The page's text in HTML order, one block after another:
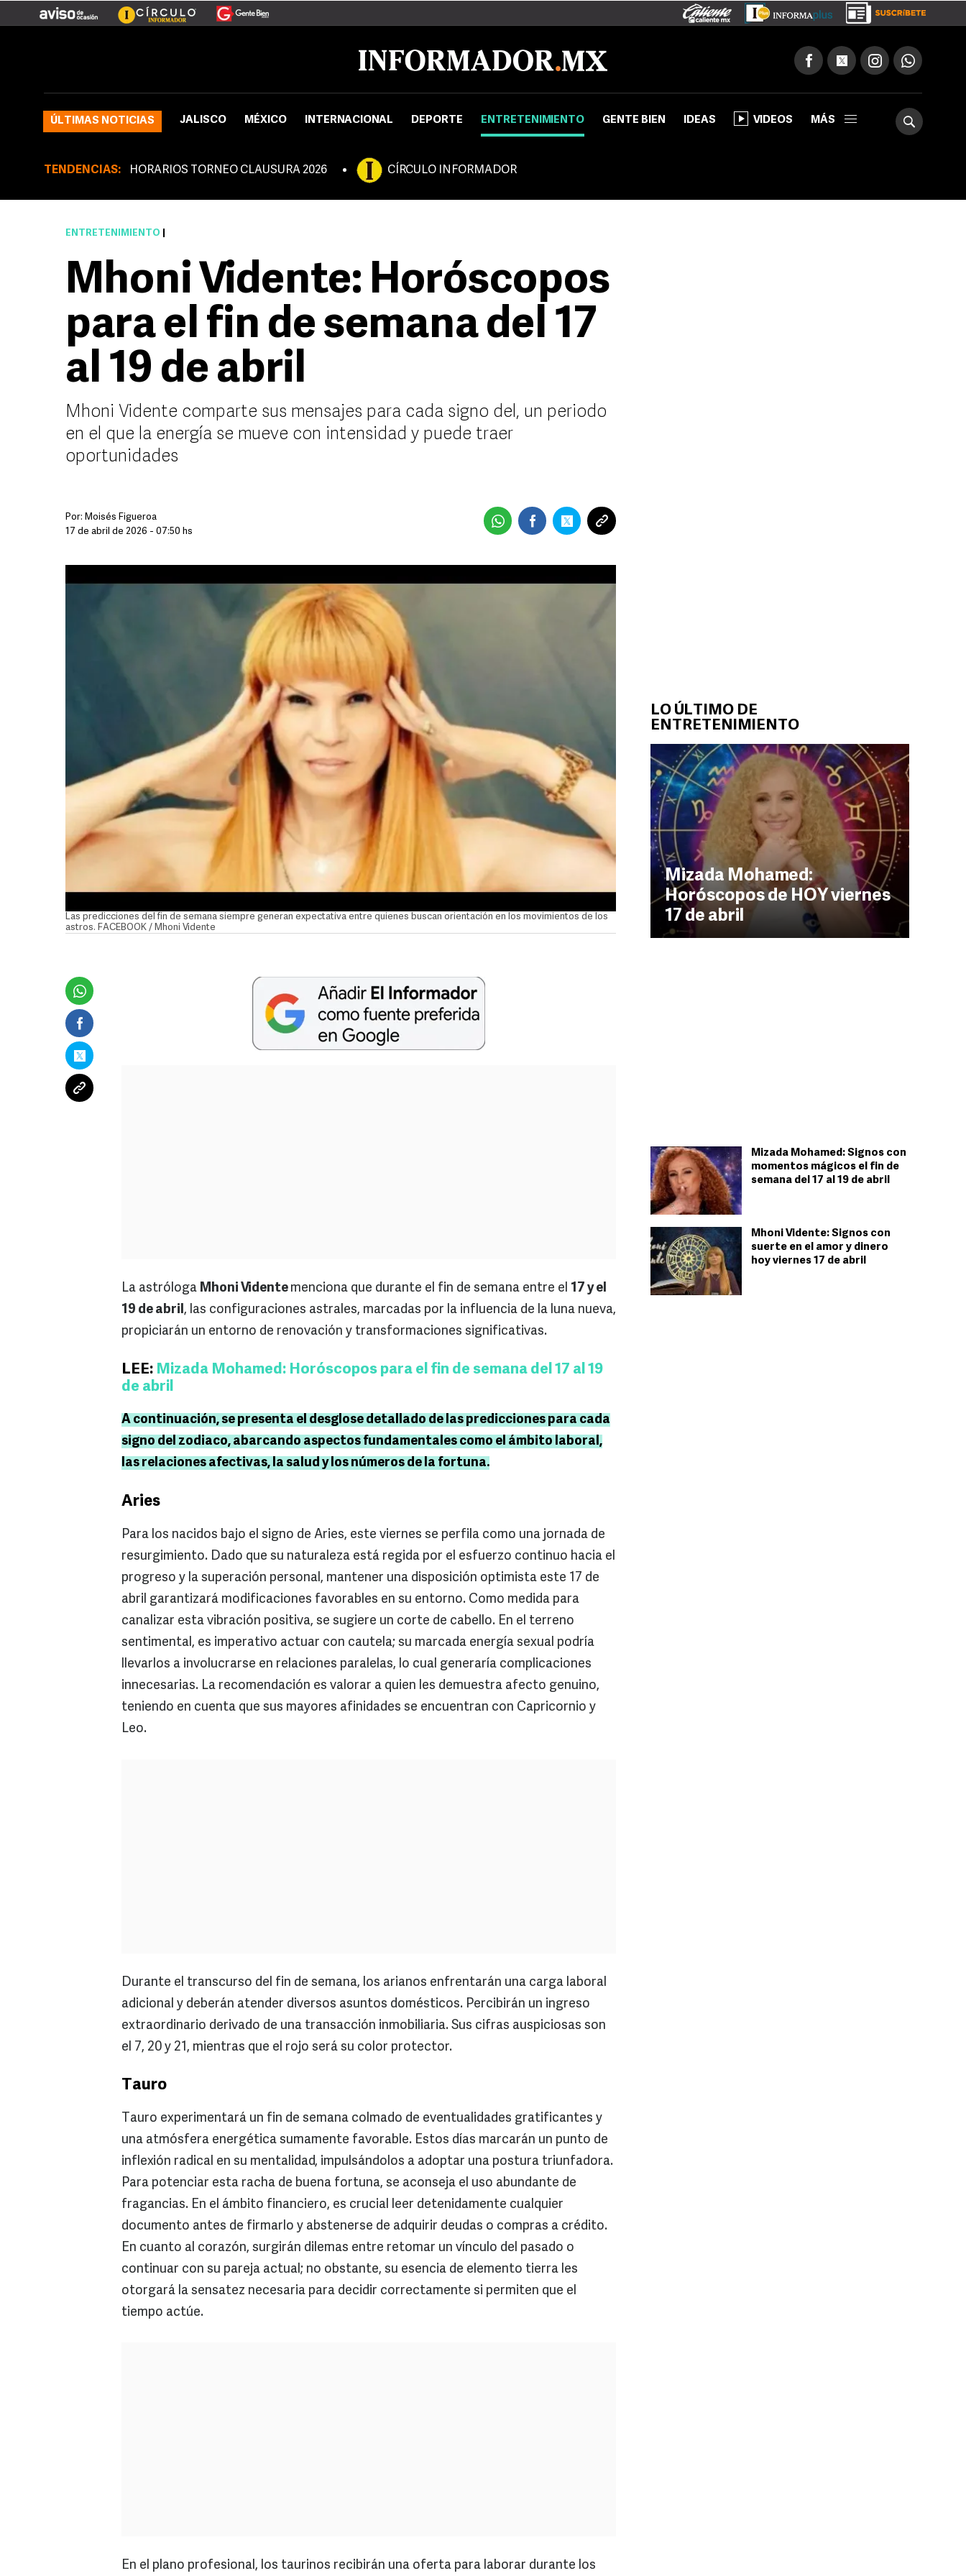
ÚLTIMAS NOTICIAS JALISCO MÉXICO INTERNACIONAL DEPORTE ENTRETENIMIENTO GENTE BIEN IDEAS VIDEOS MÁS
TENDENCIAS: HORARIOS TORNEO CLAUSURA 2026 CÍRCULO INFORMADOR
LO ÚLTIMO DE
ENTRETENIMIENTO
Mizada Mohamed:
Horóscopos de HOY viernes
17 de abril
Mizada Mohamed: Signos con
momentos mágicos el fin de
semana del 17 al 19 de abril
Mhoni Vidente: Signos con
suerte en el amor y dinero
hoy viernes 17 de abril
ENTRETENIMIENTO
Mhoni Vidente: Horóscopos
para el fin de semana del 17
al 19 de abril
Mhoni Vidente comparte sus mensajes para cada signo del, un periodo
en el que la energía se mueve con intensidad y puede traer
oportunidades
Por: Moisés Figueroa
17 de abril de 2026 - 07:50 hs
Las predicciones del fin de semana siempre generan expectativa entre quienes buscan orientación en los movimientos de los
astros. FACEBOOK / Mhoni Vidente
La astróloga Mhoni Vidente menciona que durante el fin de semana entre el 17 y el
19 de abril, las configuraciones astrales, marcadas por la influencia de la luna nueva,
propiciarán un entorno de renovación y transformaciones significativas.
LEE: Mizada Mohamed: Horóscopos para el fin de semana del 17 al 19
de abril
A continuación, se presenta el desglose detallado de las predicciones para cada
signo del zodiaco, abarcando aspectos fundamentales como el ámbito laboral,
las relaciones afectivas, la salud y los números de la fortuna.
Aries
Para los nacidos bajo el signo de Aries, este viernes se perfila como una jornada de
resurgimiento. Dado que su naturaleza está regida por el esfuerzo continuo hacia el
progreso y la superación personal, mantener una disposición optimista este 17 de
abril garantizará modificaciones favorables en su entorno. Como medida para
canalizar esta vibración positiva, se sugiere un corte de cabello. En el terreno
sentimental, es imperativo actuar con cautela; su marcada energía sexual podría
llevarlos a involucrarse en relaciones paralelas, lo cual generaría complicaciones
innecesarias. La recomendación es valorar a quien les demuestra afecto genuino,
teniendo en cuenta que sus mayores afinidades se encuentran con Capricornio y
Leo.
Durante el transcurso del fin de semana, los arianos enfrentarán una carga laboral
adicional y deberán atender diversos asuntos domésticos. Percibirán un ingreso
extraordinario derivado de una transacción inmobiliaria. Sus cifras auspiciosas son
el 7, 20 y 21, mientras que el rojo será su color protector.
Tauro
Tauro experimentará un fin de semana colmado de eventualidades gratificantes y
una atmósfera energética sumamente favorable. Estos días marcarán un punto de
inflexión radical en su mentalidad, impulsándolos a adoptar una postura triunfadora.
Para potenciar esta racha de buena fortuna, se aconseja el uso abundante de
fragancias. En el ámbito financiero, es crucial leer detenidamente cualquier
documento antes de firmarlo y abstenerse de adquirir deudas o compras a crédito.
En cuanto al corazón, surgirán dilemas entre retomar un vínculo del pasado o
continuar con su pareja actual; no obstante, su esencia de elemento tierra les
otorgará la sensatez necesaria para decidir correctamente si permiten que el
tiempo actúe.
En el plano profesional, los taurinos recibirán una oferta para laborar durante los